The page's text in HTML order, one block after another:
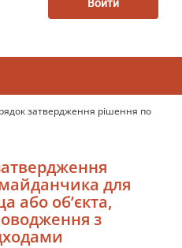
Войти
затвердження рішення по
для
або об’єкта,
з